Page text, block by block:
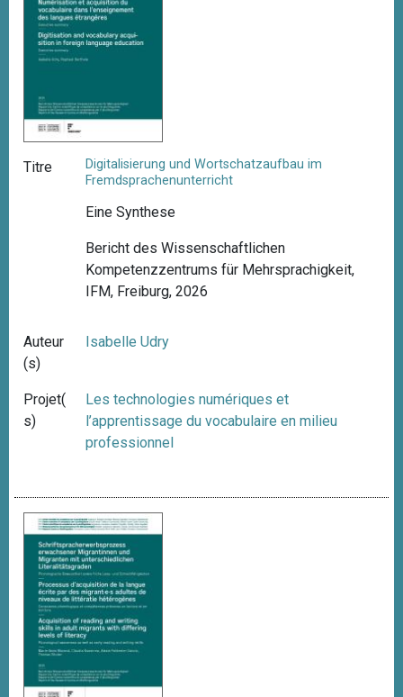
Titre
Digitalisierung und Wortschatzaufbau im
Fremdsprachenunterricht
Eine Synthese
Bericht des Wissenschaftlichen
Kompetenzzentrums für Mehrsprachigkeit,
IFM, Freiburg, 2026
Auteur
(s)
Isabelle Udry
Projet(
s)
Les technologies numériques et
l’apprentissage du vocabulaire en milieu
professionnel